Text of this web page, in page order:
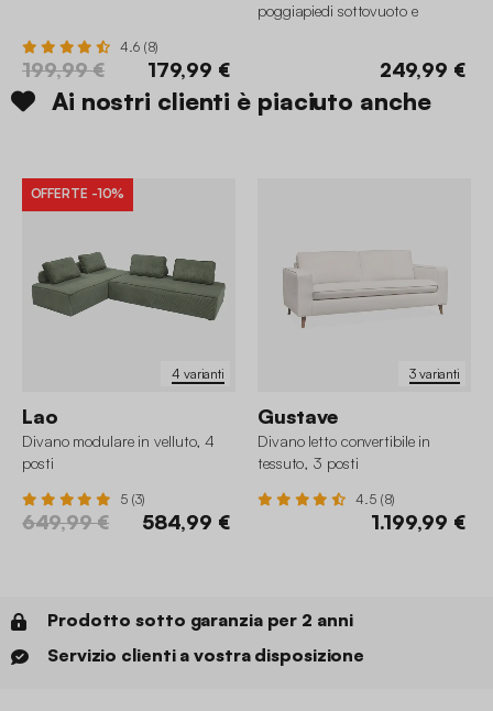
4.6 (8)
199,99 € 179,99 €
poggiapiedi sottovuoto e
249,99 €
Ai nostri clienti è piaciuto anche
4 varianti
OFFERTE -10%
Lao
Divano modulare in velluto, 4
posti
5 (3)
649,99 € 584,99 €
3 varianti
Gustave
Divano letto convertibile in
tessuto, 3 posti
4.5 (8)
1.199,99 €
Prodotto sotto garanzia per 2 anni
Servizio clienti a vostra disposizione